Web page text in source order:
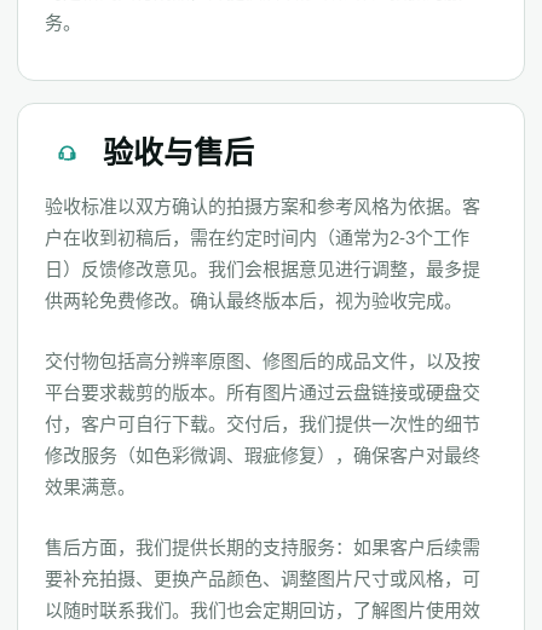
务。
验收与售后
验收标准以双方确认的拍摄方案和参考风格为依据。客
户在收到初稿后，需在约定时间内（通常为2-3个工作
日）反馈修改意见。我们会根据意见进行调整，最多提
供两轮免费修改。确认最终版本后，视为验收完成。
交付物包括高分辨率原图、修图后的成品文件，以及按
平台要求裁剪的版本。所有图片通过云盘链接或硬盘交
付，客户可自行下载。交付后，我们提供一次性的细节
修改服务（如色彩微调、瑕疵修复），确保客户对最终
效果满意。
售后方面，我们提供长期的支持服务：如果客户后续需
要补充拍摄、更换产品颜色、调整图片尺寸或风格，可
以随时联系我们。我们也会定期回访，了解图片使用效